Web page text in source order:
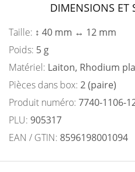
DIMENSIONS ET
Taille: ↕ 40 mm ↔ 12 mm
Poids: 5 g
Matériel: Laiton, Rhodium
Pièces dans box: 2 (paire)
Produit numéro: 7740-1106-
PLU: 905317
EAN / GTIN: 8596198001094